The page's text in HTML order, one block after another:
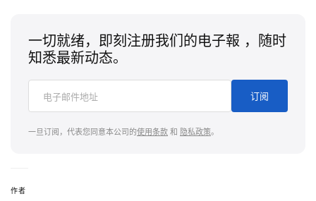
一切就绪，即刻注册我们的电子報 ，随时
知悉最新动态。
订阅
一旦订阅，代表您同意本公司的使用条款和 隐私政策。
作者